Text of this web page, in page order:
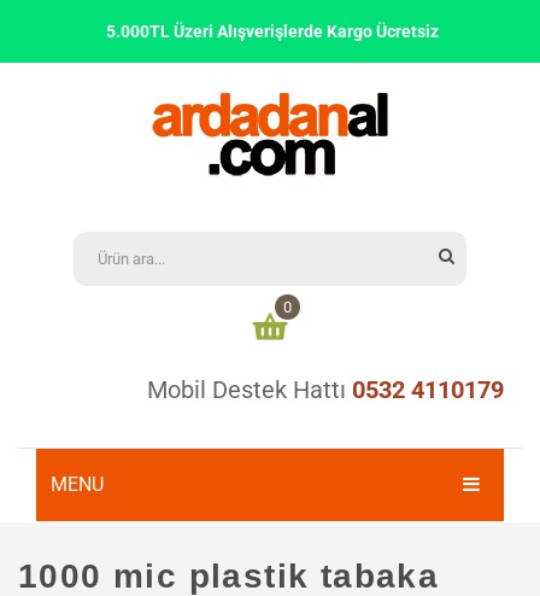
5.000TL Üzeri Alışverişlerde Kargo Ücretsiz
Mobil Destek Hattı 0532 4110179
MENU
0
Alışveriş sepetinizde ürün bulunmamaktadır
1000 mic plastik tabaka